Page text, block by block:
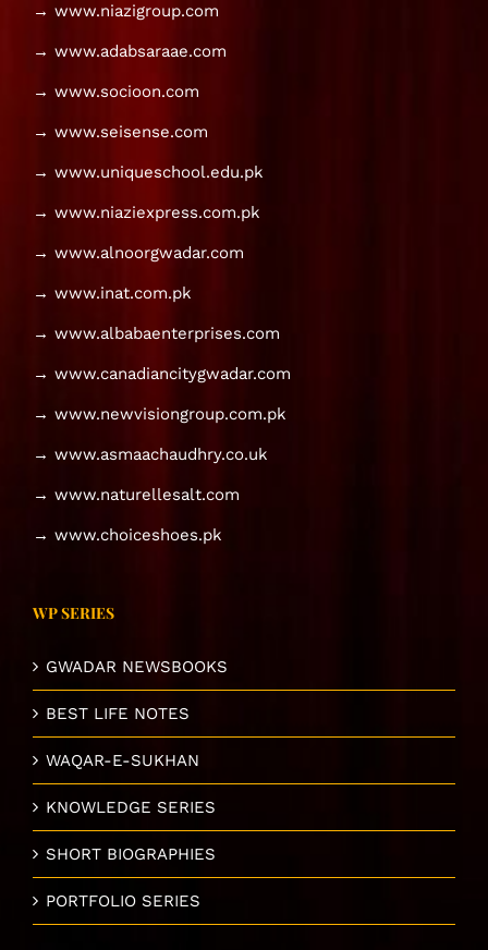
→ www.niazigroup.com
→ www.adabsaraae.com
→ www.socioon.com
→ www.seisense.com
→ www.uniqueschool.edu.pk
→ www.niaziexpress.com.pk
→ www.alnoorgwadar.com
→ www.inat.com.pk
→ www.albabaenterprises.com
→ www.canadiancitygwadar.com
→ www.newvisiongroup.com.pk
→ www.asmaachaudhry.co.uk
→ www.naturellesalt.com
→ www.choiceshoes.pk
WP SERIES
GWADAR NEWSBOOKS
BEST LIFE NOTES
WAQAR-E-SUKHAN
KNOWLEDGE SERIES
SHORT BIOGRAPHIES
PORTFOLIO SERIES